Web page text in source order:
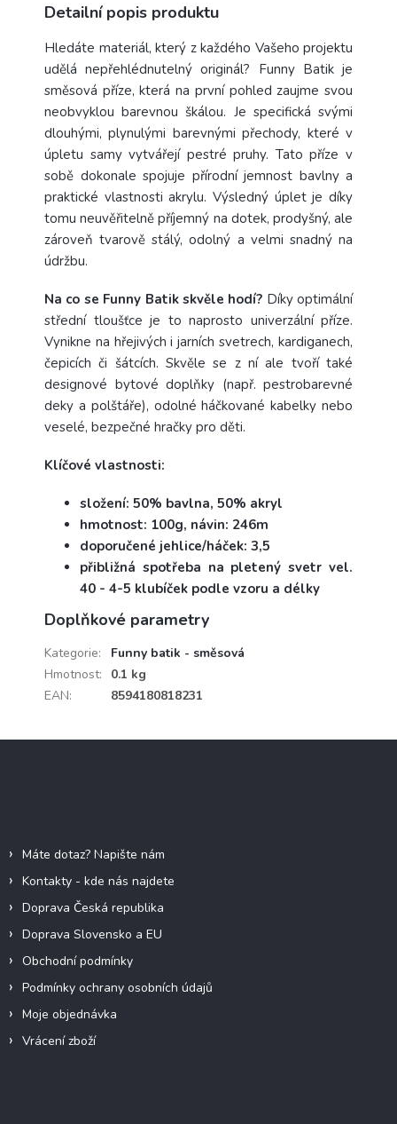
Detailní popis produktu
Hledáte materiál, který z každého Vašeho projektu
udělá nepřehlédnutelný originál? Funny Batik je
směsová příze, která na první pohled zaujme svou
neobvyklou barevnou škálou. Je specifická svými
dlouhými, plynulými barevnými přechody, které v
úpletu samy vytvářejí pestré pruhy. Tato příze v
sobě dokonale spojuje přírodní jemnost bavlny a
praktické vlastnosti akrylu. Výsledný úplet je díky
tomu neuvěřitelně příjemný na dotek, prodyšný, ale
zároveň tvarově stálý, odolný a velmi snadný na
údržbu.
Na co se Funny Batik skvěle hodí? Díky optimální
střední tloušťce je to naprosto univerzální příze.
Vynikne na hřejivých i jarních svetrech, kardiganech,
čepicích či šátcích. Skvěle se z ní ale tvoří také
designové bytové doplňky (např. pestrobarevné
deky a polštáře), odolné háčkované kabelky nebo
veselé, bezpečné hračky pro děti.
Klíčové vlastnosti:
složení: 50% bavlna, 50% akryl
hmotnost: 100g, návin: 246m
doporučené jehlice/háček: 3,5
přibližná spotřeba na pletený svetr vel.
40 - 4-5 klubíček podle vzoru a délky
Doplňkové parametry
Kategorie:
Funny batik - směsová
Hmotnost:
0.1 kg
EAN: 8594180818231
Máte dotaz? Napište nám
Kontakty - kde nás najdete
Doprava Česká republika
Doprava Slovensko a EU
Obchodní podmínky
Podmínky ochrany osobních údajů
Moje objednávka
Vrácení zboží